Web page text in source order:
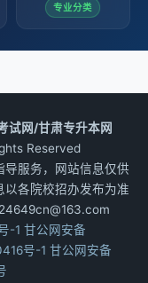
专业分类
试网/甘肃专升本网
Reserved
服务，网站信息仅供
各院校招办发布为准
-1 甘公网安备
号-1 甘公网安备